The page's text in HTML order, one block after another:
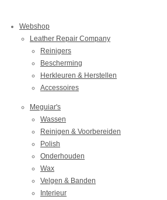
Webshop
Leather Repair Company
Reinigers
Bescherming
Herkleuren & Herstellen
Accessoires
Meguiar's
Wassen
Reinigen & Voorbereiden
Polish
Onderhouden
Wax
Velgen & Banden
Interieur